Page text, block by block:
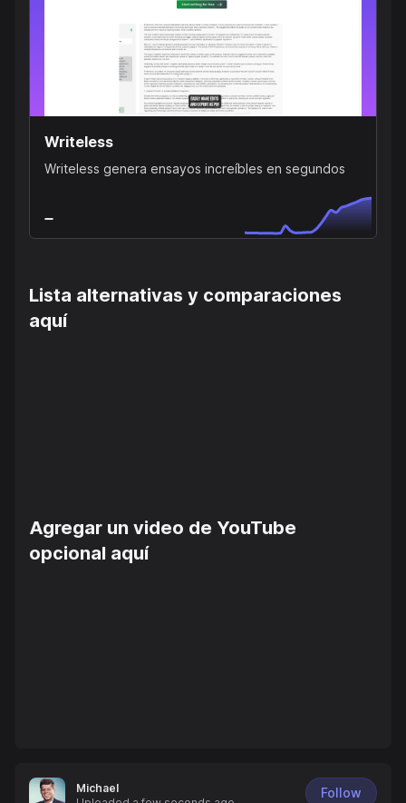
Writeless
Writeless genera ensayos increíbles en segundos
Lista alternativas y comparaciones
aquí
Agregar un video de YouTube
opcional aquí
Michael
Follow